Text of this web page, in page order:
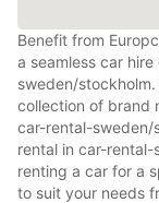
Benefit from
a seamless car
sweden/
collection of brand
car-rental-sweden/
rental in car-
renting a car for a
to suit your needs